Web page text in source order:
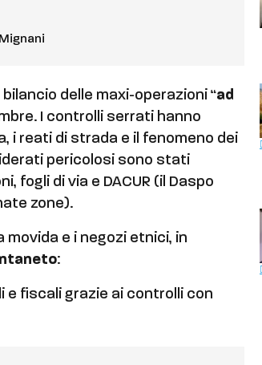
delle maxi-operazioni “ad
I controlli serrati hanno
i reati di strada e il fenomeno dei
pericolosi sono stati
fogli di via e DACUR (il Daspo
zone).
movida e i negozi etnici, in
:
e fiscali grazie ai controlli con